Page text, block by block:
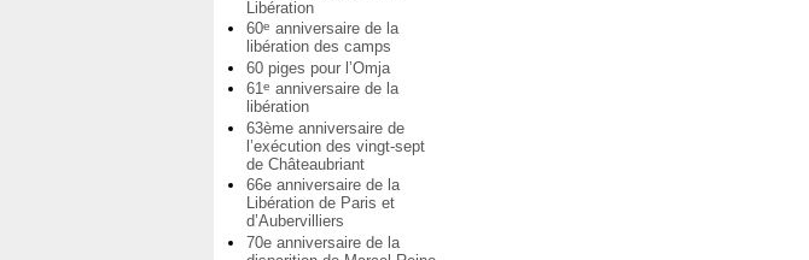
Libération
60e anniversaire de la
libération des camps
60 piges pour l’Omja
61e anniversaire de la
libération
63ème anniversaire de
l’exécution des vingt-sept
de Châteaubriant
66e anniversaire de la
Libération de Paris et
d’Aubervilliers
70e anniversaire de la